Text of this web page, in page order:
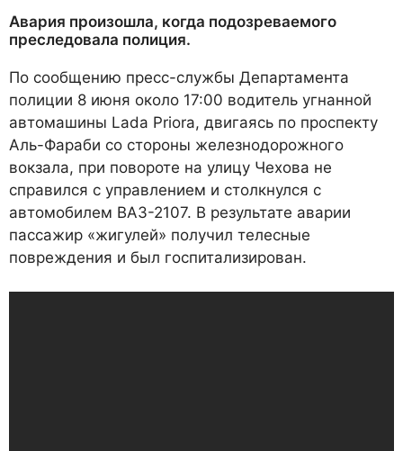
Авария произошла, когда подозреваемого
преследовала полиция.
По сообщению пресс-службы Департамента
полиции 8 июня около 17:00 водитель угнанной
автомашины Lada Priora, двигаясь по проспекту
Аль-Фараби со стороны железнодорожного
вокзала, при повороте на улицу Чехова не
справился с управлением и столкнулся с
автомобилем ВАЗ-2107. В результате аварии
пассажир «жигулей» получил телесные
повреждения и был госпитализирован.